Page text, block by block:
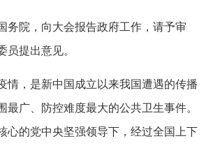
务院，向大会报告政府工作，请予审
员提出意见。
情，是新中国成立以来我国遭遇的传播
最广、防控难度最大的公共卫生事件。
心的党中央坚强领导下，经过全国上下